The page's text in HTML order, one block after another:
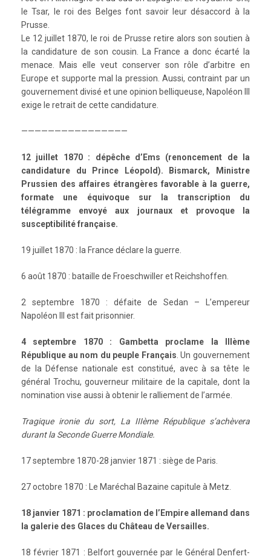
le Tsar, le roi des Belges font savoir leur désaccord à la
Prusse.
Le 12 juillet 1870, le roi de Prusse retire alors son soutien à
la candidature de son cousin. La France a donc écarté la
menace. Mais elle veut conserver son rôle d’arbitre en
Europe et supporte mal la pression. Aussi, contraint par un
gouvernement divisé et une opinion belliqueuse, Napoléon III
exige le retrait de cette candidature.
————————————————
12 juillet 1870 : dépêche d’Ems (renoncement de la
candidature du Prince Léopold). Bismarck, Ministre
Prussien des affaires étrangères favorable à la guerre,
formate une équivoque sur la transcription du
télégramme envoyé aux journaux et provoque la
susceptibilité française.
19 juillet 1870 : la France déclare la guerre.
6 août 1870 : bataille de Froeschwiller et Reichshoffen.
2 septembre 1870 : défaite de Sedan – L’empereur
Napoléon III est fait prisonnier.
4 septembre 1870 : Gambetta proclame la IIIème
République au nom du peuple Français. Un gouvernement
de la Défense nationale est constitué, avec à sa tête le
général Trochu, gouverneur militaire de la capitale, dont la
nomination vise aussi à obtenir le ralliement de l’armée.
Tragique ironie du sort, La IIIème République s’achèvera
durant la Seconde Guerre Mondiale.
17 septembre 1870-28 janvier 1871 : siège de Paris.
27 octobre 1870 : Le Maréchal Bazaine capitule à Metz.
18 janvier 1871 : proclamation de l’Empire allemand dans
la galerie des Glaces du Château de Versailles.
18 février 1871 : Belfort gouvernée par le Général Denfert-